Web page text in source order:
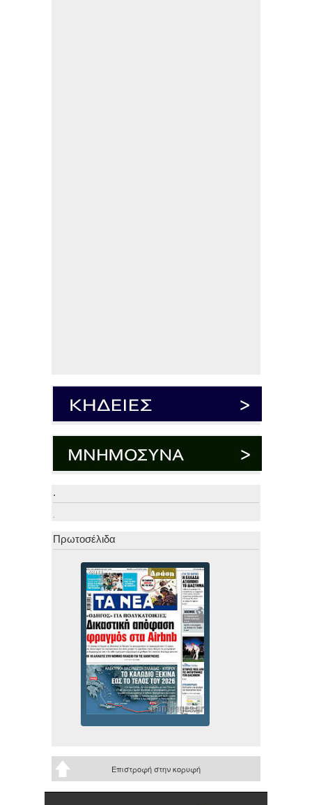
.
.
Πρωτοσέλιδα
Επιστροφή στην κορυφή